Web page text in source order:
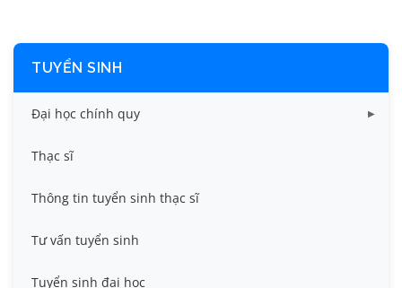
TUYỂN SINH
Đại học chính quy
Điểm chuẩn các năm
Thông tin tuyển sinh
Thạc sĩ
Thông tin tuyển sinh thạc sĩ
Tư vấn tuyển sinh
Tuyển sinh đại học